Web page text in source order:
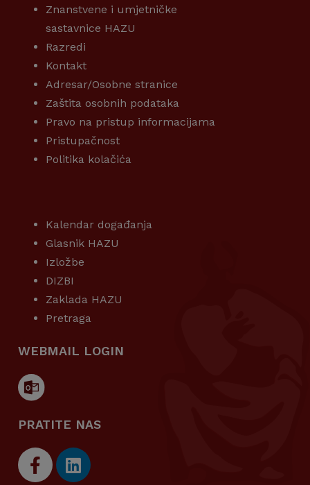
Znanstvene i umjetničke
sastavnice HAZU
Razredi
Kontakt
Adresar/Osobne stranice
Zaštita osobnih podataka
Pravo na pristup informacijama
Pristupačnost
Politika kolačića
Kalendar događanja
Glasnik HAZU
Izložbe
DIZBI
Zaklada HAZU
Pretraga
WEBMAIL LOGIN
PRATITE NAS